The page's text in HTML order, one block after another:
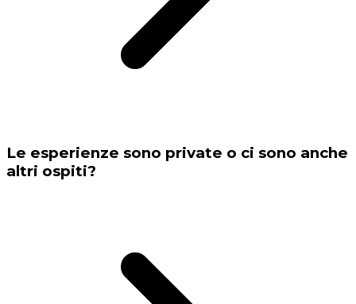
Le esperienze sono private o ci sono anche
altri ospiti?